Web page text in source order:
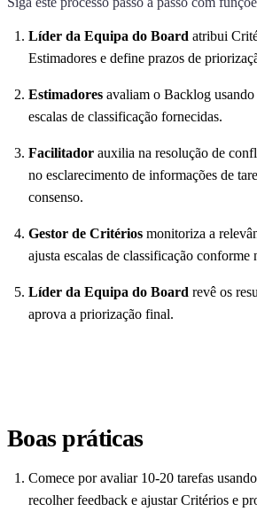
Líder da Equipa do Board atribui
Estimadores e define prazos de
Estimadores avaliam o Backlog
escalas de classificação fornecidas.
Facilitador auxilia na resolução de
no esclarecimento de informações de
consenso.
Gestor de Critérios monitoriza a
ajusta escalas de classificação conforme
Líder da Equipa do Board revê os
aprova a priorização final.
Boas práticas
Comece por avaliar 10-20 tarefas
recolher feedback e ajustar Critérios e